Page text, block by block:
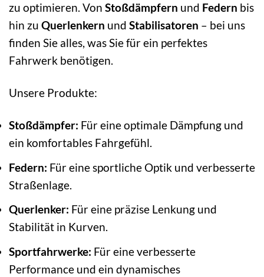
zu optimieren. Von Stoßdämpfern und Federn bis
hin zu Querlenkern und Stabilisatoren – bei uns
finden Sie alles, was Sie für ein perfektes
Fahrwerk benötigen.
Unsere Produkte:
Stoßdämpfer: Für eine optimale Dämpfung und
ein komfortables Fahrgefühl.
Federn: Für eine sportliche Optik und verbesserte
Straßenlage.
Querlenker: Für eine präzise Lenkung und
Stabilität in Kurven.
Sportfahrwerke: Für eine verbesserte
Performance und ein dynamisches